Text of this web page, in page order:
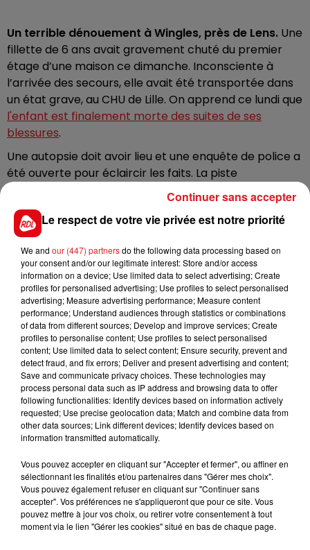
Un terrible dénouement à Wingles, près de Lens. Une
fillette de 6 ans avait gravement chuté du premier
étage d’une maison ce dimanche. Inconsciente à
l’arrivée des secours, elle avait été transportée dans
un état grave, au CHU de Lille. On apprend ce lundi que
l'enfant est finalement morte des suites de ses
blessures.
Une autopsie doit avoir lieu et une enquête de police a
été ouverte pour éclaircir les faits. La piste
accidentelle est privilégiée.
FIL D'ACTUS
15 juillet 2026
BÉTHUNE: ENQUÊTE POUR HOMICIDE
VOLONTAIRE EN COURS, APRÈS LA...
Selon les premiers éléments, le logement servait
Le respect de votre vie privée est notre priorité
We and our (447) partnersdo the following data processing based on
your consent and/or our legitimate interest: Store and/or access
information on a device; Use limited data to select advertising; Create
profiles for personalised advertising; Use profiles to select personalised
advertising; Measure advertising performance; Measure content
performance; Understand audiences through statistics or combinations
of data from different sources; Develop and improve services; Create
profiles to personalise content; Use profiles to select personalised
content; Use limited data to select content; Ensure security, prevent and
detect fraud, and fix errors; Deliver and present advertising and content;
Save and communicate privacy choices. These technologies may
process personal data such as IP address and browsing data to offer
following functionalities: Identify devices based on information actively
requested; Use precise geolocation data; Match and combine data from
other data sources; Link different devices; Identify devices based on
information transmitted automatically.
Vous pouvez accepter en cliquant sur "Accepter et fermer", ou affiner en
sélectionnant les finalités et/ou partenaires dans "Gérer mes choix".
Vous pouvez également refuser en cliquant sur "Continuer sans
accepter". Vos préférences ne s'appliqueront que pour ce site. Vous
pouvez mettre à jour vos choix, ou retirer votre consentement à tout
moment via le lien "Gérer les cookies" situé en bas de chaque page.
Continuer sans accepter